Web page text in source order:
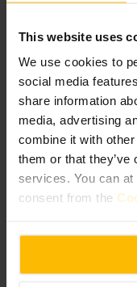
This website uses
We use cookies to
social media
share information
media, advertising
combine it with
them or that
services. You can
consent from the
Restauration et boissons•
Image /Tripadvisor
“Café convivial
parfait pour une
spectacle”